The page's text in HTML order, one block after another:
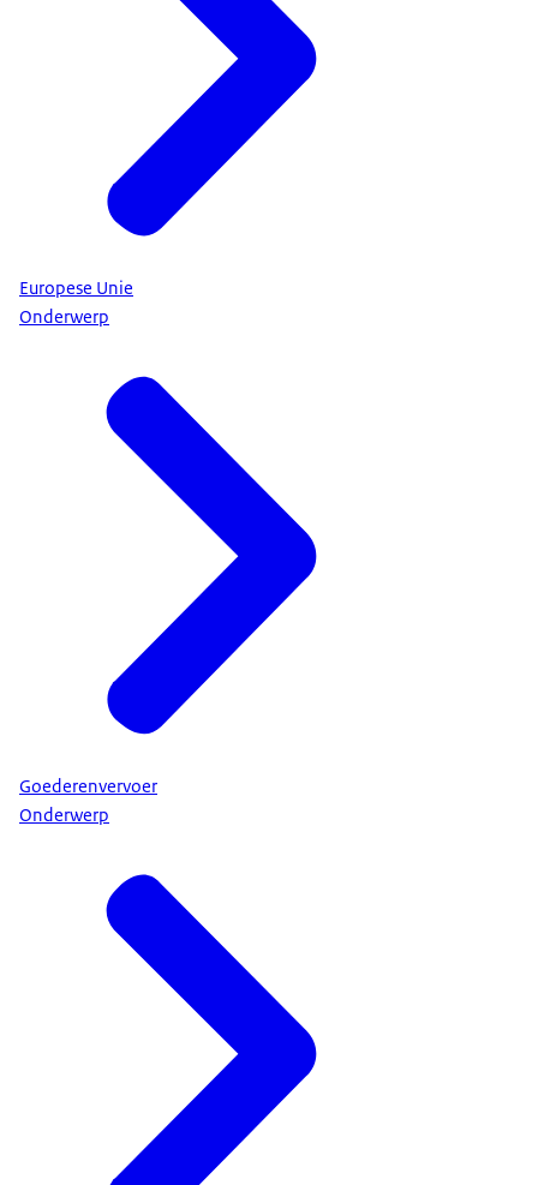
Europese Unie
Onderwerp
Goederenvervoer
Onderwerp